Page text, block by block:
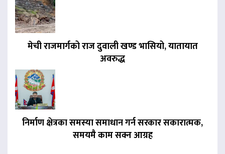
मेची राजमार्गको राज दुवाली खण्ड भासियो, यातायात
अवरुद्ध
निर्माण क्षेत्रका समस्या समाधान गर्न सरकार सकारात्मक,
समयमै काम सक्न आग्रह